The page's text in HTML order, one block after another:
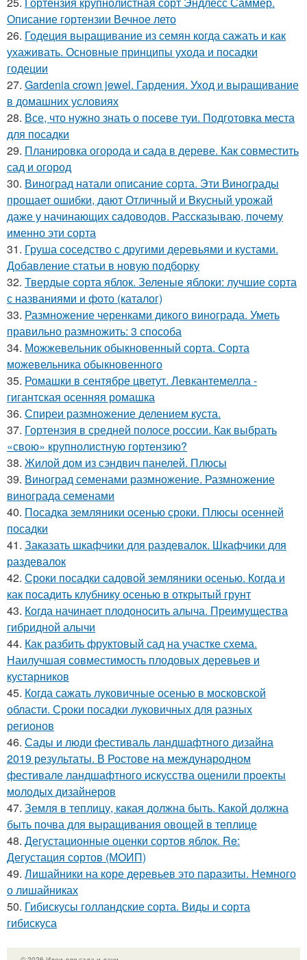
Описание гортензии Вечное лето
26. Годеция выращивание из семян когда сажать и как
ухаживать. Основные принципы ухода и посадки
годеции
27. Gardenia crown jewel. Гардения. Уход и выращивание
в домашних условиях
28. Все, что нужно знать о посеве туи. Подготовка места
для посадки
29. Планировка огорода и сада в дереве. Как совместить
сад и огород
30. Виноград натали описание сорта. Эти Винограды
прощает ошибки, дают Отличный и Вкусный урожай
даже у начинающих садоводов. Рассказываю, почему
именно эти сорта
31. Груша соседство с другими деревьями и кустами.
Добавление статьи в новую подборку
32. Твердые сорта яблок. Зеленые яблоки: лучшие сорта
с названиями и фото (каталог)
33. Размножение черенками дикого винограда. Уметь
правильно размножить: 3 способа
34. Можжевельник обыкновенный сорта. Сорта
можевельника обыкновенного
35. Ромашки в сентябре цветут. Левкантемелла -
гигантская осенняя ромашка
36. Спиреи размножение делением куста.
37. Гортензия в средней полосе россии. Как выбрать
«свою» крупнолистную гортензию?
38. Жилой дом из сэндвич панелей. Плюсы
39. Виноград семенами размножение. Размножение
винограда семенами
40. Посадка земляники осенью сроки. Плюсы осенней
посадки
41. Заказать шкафчики для раздевалок. Шкафчики для
раздевалок
42. Сроки посадки садовой земляники осенью. Когда и
как посадить клубнику осенью в открытый грунт
43. Когда начинает плодоносить алыча. Преимущества
гибридной алычи
44. Как разбить фруктовый сад на участке схема.
Наилучшая совместимость плодовых деревьев и
кустарников
45. Когда сажать луковичные осенью в московской
области. Сроки посадки луковичных для разных
регионов
46. Сады и люди фестиваль ландшафтного дизайна
2019 результаты. В Ростове на международном
фестивале ландшафтного искусства оценили проекты
молодых дизайнеров
47. Земля в теплицу, какая должна быть. Какой должна
быть почва для выращивания овощей в теплице
48. Дегустационные оценки сортов яблок. Re:
Дегустация сортов (МОИП)
49. Лишайники на коре деревьев это паразиты. Немного
о лишайниках
50. Гибискусы голландские сорта. Виды и сорта
гибискуса